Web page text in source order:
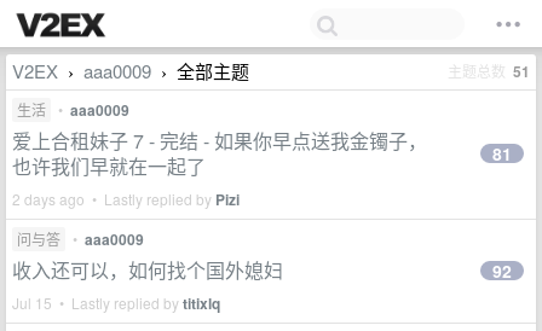
V2EX › aaa0009 › 全部主题 主题总数 51
生活 • aaa0009
爱上合租妹子 7 - 完结 - 如果你早点送我金镯子，
也许我们早就在一起了
2 days ago • Lastly replied by Pizi
81
问与答 • aaa0009
收入还可以，如何找个国外媳妇
Jul 15 • Lastly replied bytitixlq
92